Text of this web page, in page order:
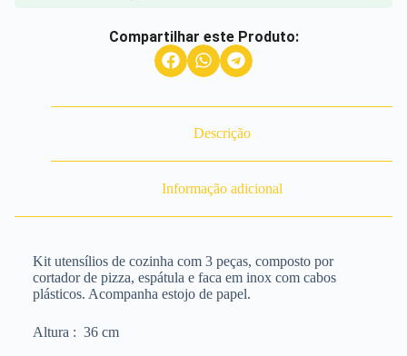
Compartilhar este Produto:
Descrição
Informação adicional
Kit utensílios de cozinha com 3 peças, composto por
cortador de pizza, espátula e faca em inox com cabos
plásticos. Acompanha estojo de papel.
Altura : 36 cm